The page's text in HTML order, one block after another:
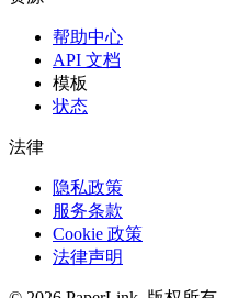
帮助中心
API 文档
模板
状态
法律
隐私政策
服务条款
Cookie 政策
法律声明